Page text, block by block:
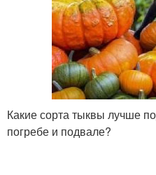
Какие сорта тыквы лучше
погребе и подвале?